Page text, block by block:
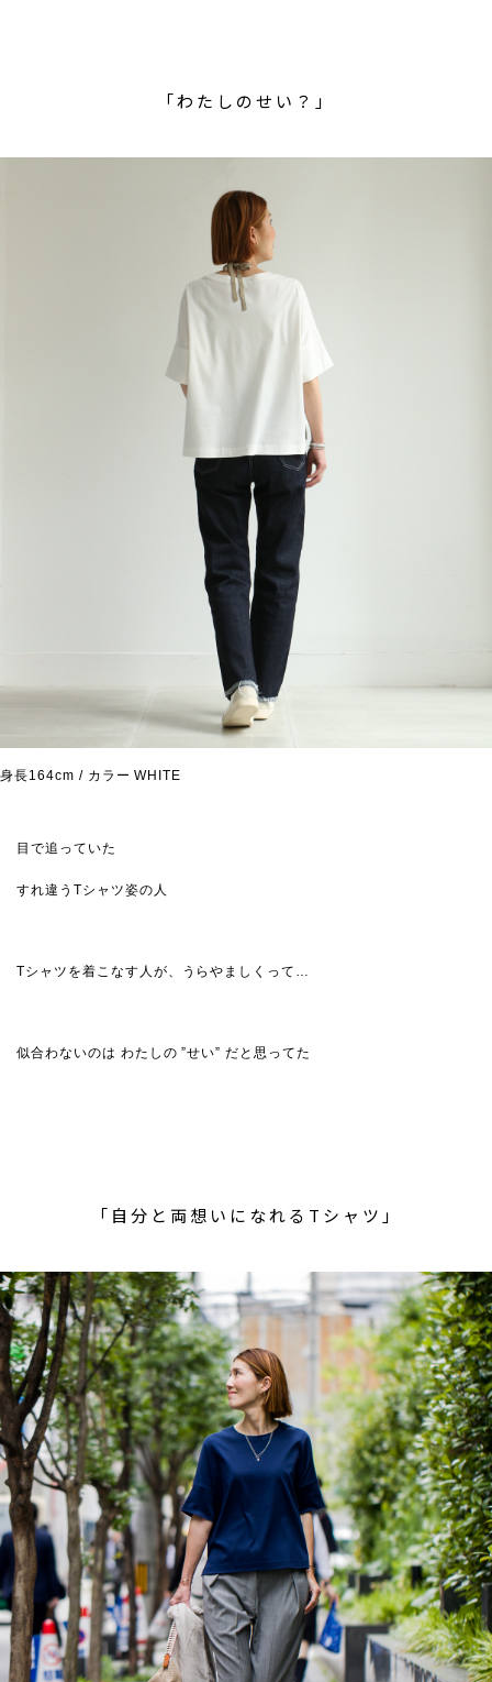
「わたしのせい？」
身長164cm / カラー WHITE
目で追っていた
すれ違うTシャツ姿の人
Tシャツを着こなす人が、うらやましくって…
似合わないのは わたしの ”せい” だと思ってた
「自分と両想いになれるTシャツ」